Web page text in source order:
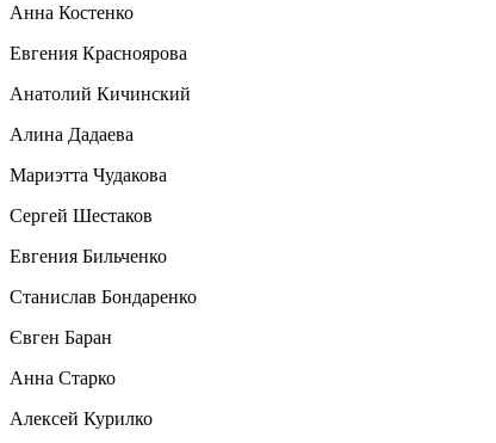
Анна Костенко
Евгения Красноярова
Анатолий Кичинский
Алина Дадаева
Мариэтта Чудакова
Сергей Шестаков
Евгения Бильченко
Станислав Бондаренко
Євген Баран
Анна Старко
Алексей Курилко